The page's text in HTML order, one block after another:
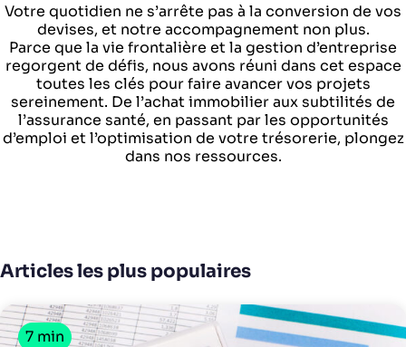
Votre quotidien ne s’arrête pas à la conversion de vos
devises, et notre accompagnement non plus.
Parce que la vie frontalière et la gestion d’entreprise
regorgent de défis, nous avons réuni dans cet espace
toutes les clés pour faire avancer vos projets
sereinement. De l’achat immobilier aux subtilités de
l’assurance santé, en passant par les opportunités
d’emploi et l’optimisation de votre trésorerie, plongez
dans nos ressources.
Articles les plus populaires
7 min